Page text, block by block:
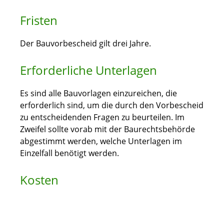
Fristen
Der Bauvorbescheid gilt drei Jahre.
Erforderliche Unterlagen
Es sind alle Bauvorlagen einzureichen, die
erforderlich sind, um die durch den Vorbescheid
zu entscheidenden Fragen zu beurteilen. Im
Zweifel sollte vorab mit der Baurechtsbehörde
abgestimmt werden, welche Unterlagen im
Einzelfall benötigt werden.
Kosten